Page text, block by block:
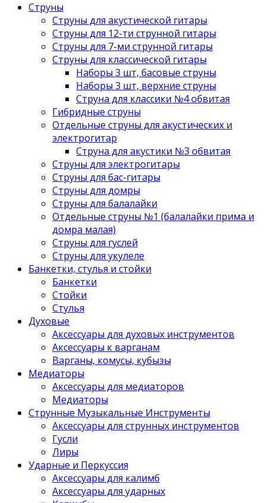
Струны
Струны для акустической гитары
Струны для 12-ти струнной гитары
Струны для 7-ми струнной гитары
Струны для классической гитары
Наборы 3 шт, басовые струны
Наборы 3 шт, верхние струны
Струна для классики №4 обвитая
Гибридные струны
Отдельные струны для акустических и
электрогитар
Струна для акустики №3 обвитая
Струны для электрогитары
Струны для бас-гитары
Струны для домры
Струны для балалайки
Отдельные струны №1 (балалайки прима и
домра малая)
Струны для гуслей
Струны для укулеле
Банкетки, стулья и стойки
Банкетки
Стойки
Стулья
Духовые
Аксессуары для духовых инструментов
Аксессуары к варганам
Варганы, комусы, кубызы
Медиаторы
Аксессуары для медиаторов
Медиаторы
Струнные Музыкальные Инструменты
Аксессуары для струнных инструментов
Гусли
Лиры
Ударные и Перкуссия
Аксессуары для калимб
Аксессуары для ударных